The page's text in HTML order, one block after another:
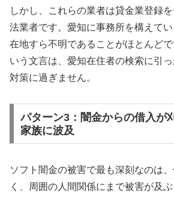
しかし、これらの業者は貸金業登録
法業者です。愛知に事務所を構えて
在地すら不明であることがほとんど
いう文言は、愛知在住者の検索に引
対策に過ぎません。
パターン3：闇金からの借入が
家族に波及
ソフト闇金の被害で最も深刻なのは
く、周囲の人間関係にまで被害が及ぶ